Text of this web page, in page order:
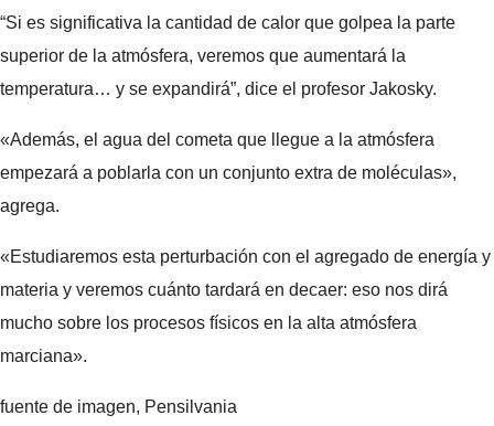
“Si es significativa la cantidad de calor que golpea la parte
superior de la atmósfera, veremos que aumentará la
temperatura… y se expandirá”, dice el profesor Jakosky.
«Además, el agua del cometa que llegue a la atmósfera
empezará a poblarla con un conjunto extra de moléculas»,
agrega.
«Estudiaremos esta perturbación con el agregado de energía y
materia y veremos cuánto tardará en decaer: eso nos dirá
mucho sobre los procesos físicos en la alta atmósfera
marciana».
fuente de imagen, Pensilvania